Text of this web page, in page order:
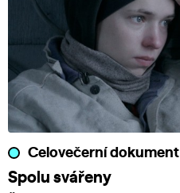
Celovečerní dokument
Spolu svářeny